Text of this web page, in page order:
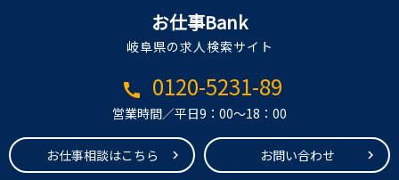
お仕事Bank
岐阜県の求人検索サイト
call 0120-5231-89
営業時間／平日9：00～18：00
お仕事相談はこちら お問い合わせ